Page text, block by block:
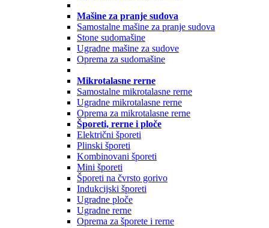
Mašine za pranje sudova
Samostalne mašine za pranje sudova
Stone sudomašine
Ugradne mašine za sudove
Oprema za sudomašine
Mikrotalasne rerne
Samostalne mikrotalasne rerne
Ugradne mikrotalasne rerne
Oprema za mikrotalasne rerne
Šporeti, rerne i ploče
Električni šporeti
Plinski šporeti
Kombinovani šporeti
Mini šporeti
Šporeti na čvrsto gorivo
Indukcijski šporeti
Ugradne ploče
Ugradne rerne
Oprema za šporete i rerne